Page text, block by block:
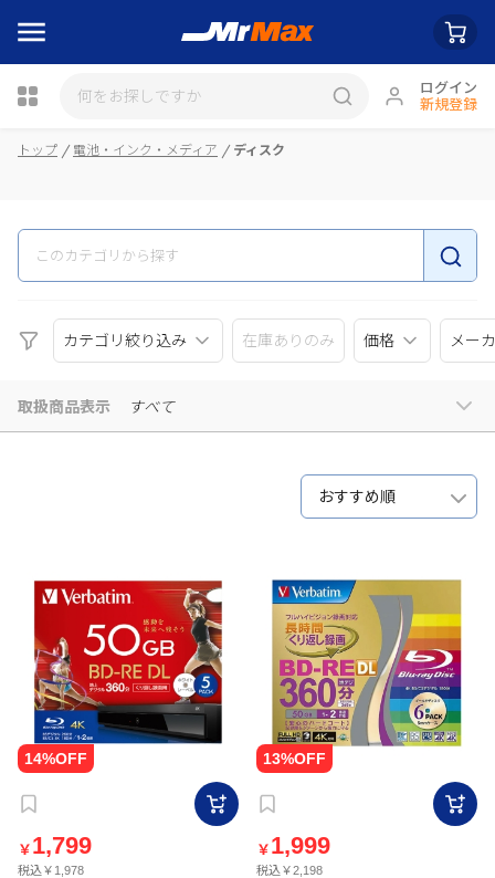
ログイン
新規登録
瓶詰
トップ 電池・インク・メディア ディスク
カテゴリ絞り込み 在庫ありのみ 価格 メー
取扱商品表示 すべて
おすすめ順
￥ 1,799
税込￥1,978
￥ 1,999
税込￥2,198